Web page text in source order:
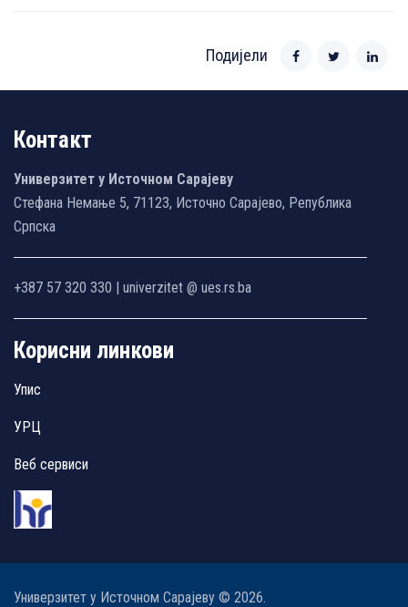
Подијели
Контакт
Универзитет у Источном Сарајеву
Стефана Немање 5, 71123, Источно Сарајево, Република
Српска
+387 57 320 330 | univerzitet @ ues.rs.ba
Корисни линкови
Упис
УРЦ
Веб сервиси
Универзитет у Источном Сарајеву © 2026.